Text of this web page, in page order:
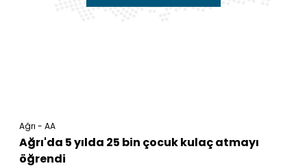
Ağrı - AA
Ağrı'da 5 yılda 25 bin çocuk kulaç atmayı
öğrendi